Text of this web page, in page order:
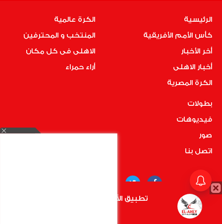
الرئيسية
كأس الأمم الأفريقية
أخر الأخبار
أخبار الاهلى
الكرة المصرية
الكرة عالمية
المنتخب و المحترفين
الاهلى فى كل مكان
أراء حمراء
بطولات
فيديوهات
صور
اتصل بنا
COPYRIGHT © 2019 RedMedia | ALL RIGHTS RESERVED
تطبيق الأهلي.كوم متاح الأن